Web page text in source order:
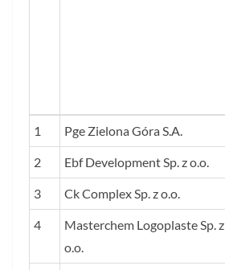
LP.
NAZWA FIRMY
1 Pge Zielona Góra S.A.
2 Ebf Development Sp. z o.o.
3 Ck Complex Sp. z o.o.
4
Masterchem Logoplaste Sp. z
o.o.